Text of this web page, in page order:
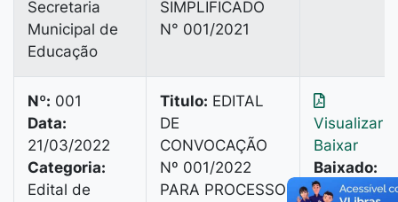
Secretaria
Municipal de
Educação
SIMPLIFICADO
N° 001/2021
Nº: 001
Data:
21/03/2022
Categoria:
Edital de
Titulo: EDITAL
DE
CONVOCAÇÃO
Nº 001/2022
PARA PROCESSO
Visualizar
Baixar
Baixado:
54 vezes